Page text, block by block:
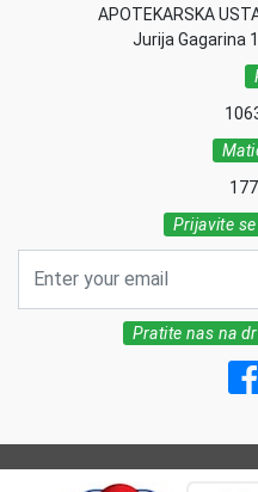
APOTEKARSKA
Jurija Gagarina
Prijavite
Pratite nas na